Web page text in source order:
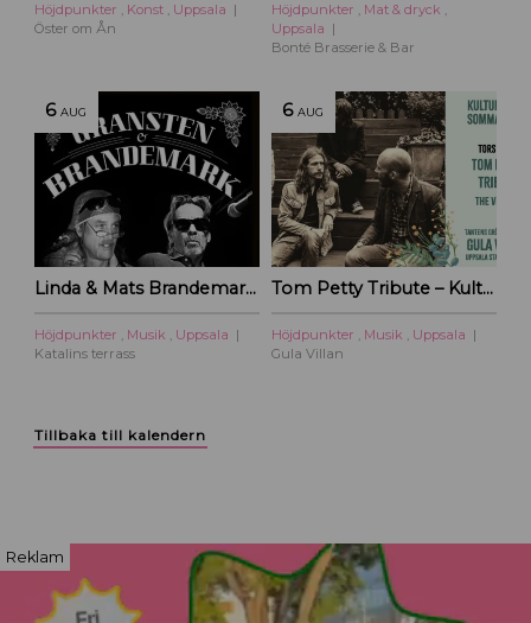
Höjdpunkter , Konst , Uppsala
Öster om Ån
Höjdpunkter , Mat & dryck ,
Uppsala
Bonté Brasserie & Bar
6 AUG
Linda & Mats Brandemark & Marc Gransten
Höjdpunkter , Musik , Uppsala
Katalins terrass
6 AUG
Tom Petty Tribute – Kulturoasens sommarscen 2026
Höjdpunkter , Musik , Uppsala
Gula Villan
Tillbaka till kalendern
Reklam